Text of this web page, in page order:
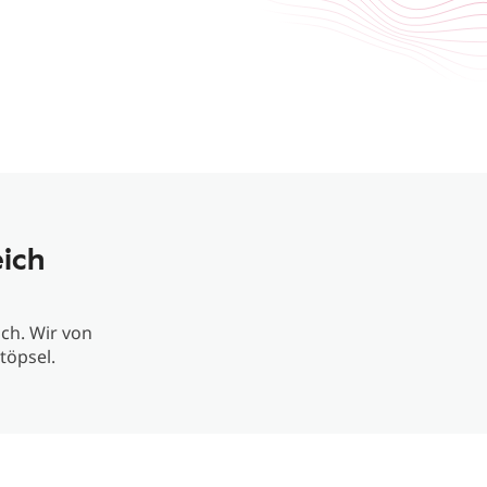
Wir von